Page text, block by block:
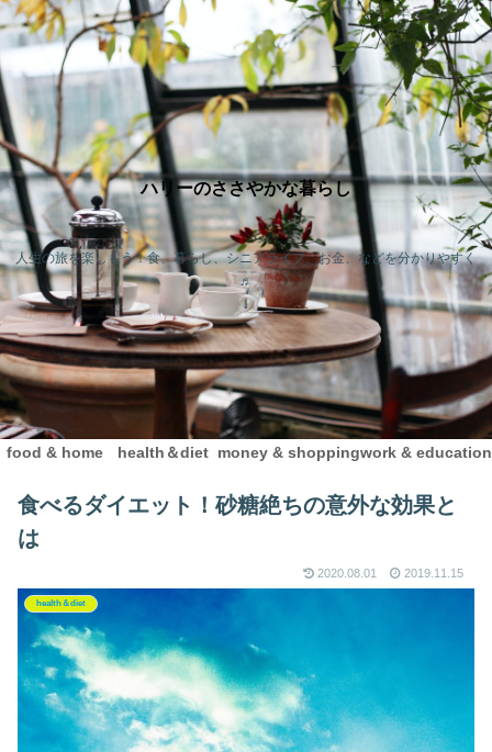
ハリーのささやかな暮らし
人生の旅を楽しもう！食、暮らし、シニアライフ、お金、などを分かりやすく
♬
food & home health＆diet money & shoppingwork & education
食べるダイエット！砂糖絶ちの意外な効果と
は
2020.08.01 2019.11.15
health＆diet